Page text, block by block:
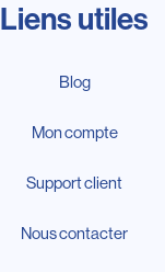
Liens utiles
Blog
Mon compte
Support client
Nous contacter